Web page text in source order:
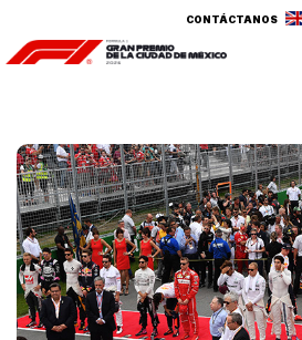
CONTÁCTANOS